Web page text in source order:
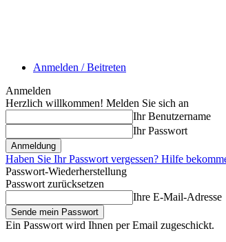
Anmelden / Beitreten
Anmelden
Herzlich willkommen! Melden Sie sich an
Ihr Benutzername
Ihr Passwort
Haben Sie Ihr Passwort vergessen? Hilfe
Passwort-Wiederherstellung
Passwort zurücksetzen
Ihre E-Mail-Adresse
Ein Passwort wird Ihnen per Email zugeschickt.